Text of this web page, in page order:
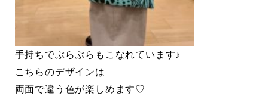
手持ちでぶらぶらもこなれています♪
こちらのデザインは
両面で違う色が楽しめます♡